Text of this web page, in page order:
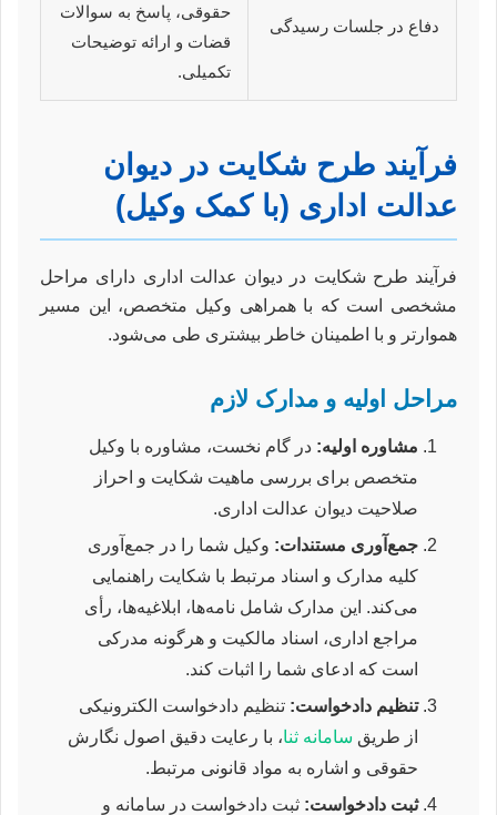
دفاع در جلسات رسیدگی
حقوقی، پاسخ به سوالات
قضات و ارائه توضیحات
تکمیلی.
فرآیند طرح شکایت در دیوان
عدالت اداری (با کمک وکیل)
فرآیند طرح شکایت در دیوان عدالت اداری دارای مراحل
مشخصی است که با همراهی وکیل متخصص، این مسیر
هموارتر و با اطمینان خاطر بیشتری طی می‌شود.
مراحل اولیه و مدارک لازم
مشاوره اولیه: در گام نخست، مشاوره با وکیل
متخصص برای بررسی ماهیت شکایت و احراز
صلاحیت دیوان عدالت اداری.
جمع‌آوری مستندات: وکیل شما را در جمع‌آوری
کلیه مدارک و اسناد مرتبط با شکایت راهنمایی
می‌کند. این مدارک شامل نامه‌ها، ابلاغیه‌ها، رأی
مراجع اداری، اسناد مالکیت و هرگونه مدرکی
است که ادعای شما را اثبات کند.
تنظیم دادخواست: تنظیم دادخواست الکترونیکی
از طریق سامانه ثنا، با رعایت دقیق اصول نگارش
حقوقی و اشاره به مواد قانونی مرتبط.
ثبت دادخواست: ثبت دادخواست در سامانه و